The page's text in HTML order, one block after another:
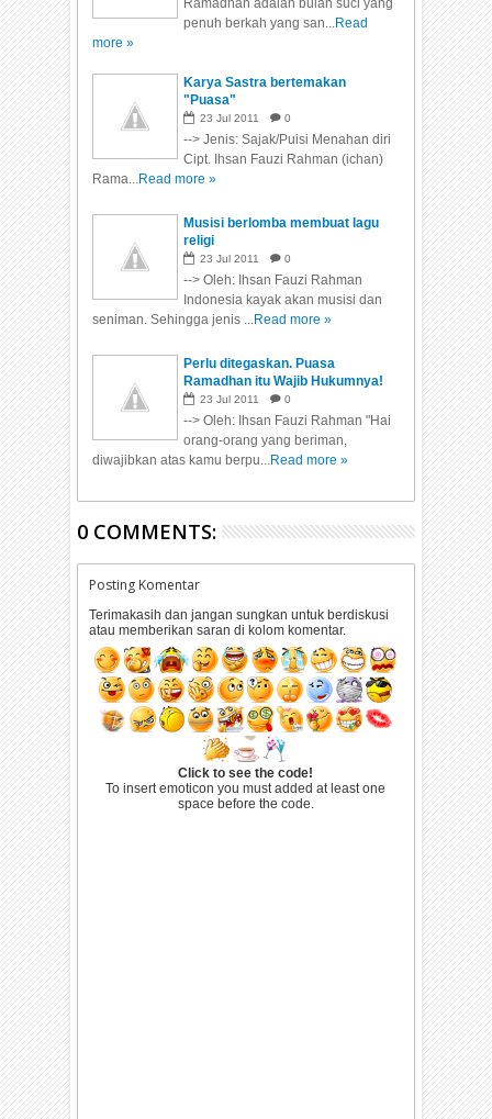
Ramadhan adalah bulan suci yang
penuh berkah yang san...Read
more »
Karya Sastra bertemakan
"Puasa"
23 Jul 2011 0
--> Jenis: Sajak/Puisi Menahan diri
Cipt. Ihsan Fauzi Rahman (ichan)
Rama...Read more »
Musisi berlomba membuat lagu
religi
23 Jul 2011 0
--> Oleh: Ihsan Fauzi Rahman
Indonesia kayak akan musisi dan
seniman. Sehingga jenis ...Read more »
Perlu ditegaskan. Puasa
Ramadhan itu Wajib Hukumnya!
23 Jul 2011 0
--> Oleh: Ihsan Fauzi Rahman "Hai
orang-orang yang beriman,
diwajibkan atas kamu berpu...Read more »
0 COMMENTS:
Posting Komentar
Terimakasih dan jangan sungkan untuk berdiskusi
atau memberikan saran di kolom komentar.
Click to see the code!
To insert emoticon you must added at least one
space before the code.